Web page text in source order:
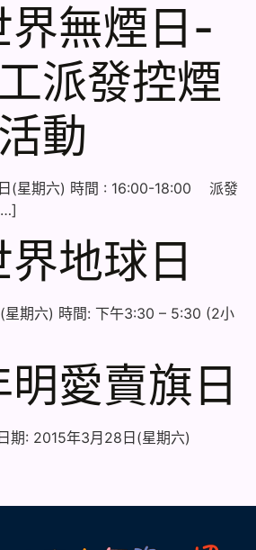
無煙日-
派發控煙
動
(星期六) 時間 : 16:00-18:00 派發
地球日
星期六) 時間: 下午3:30 – 5:30 (2小
愛賣旗日
期: 2015年3月28日(星期六)